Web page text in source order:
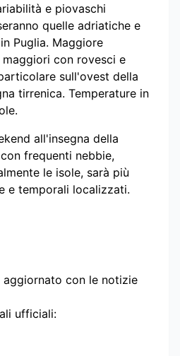
e piovaschi
quelle adriatiche e
Puglia. Maggiore
con rovesci e
sull'ovest della
tirrenica. Temperature in
all'insegna della
frequenti nebbie,
le isole, sarà più
e temporali localizzati.
aggiornato con le notizie
ufficiali: